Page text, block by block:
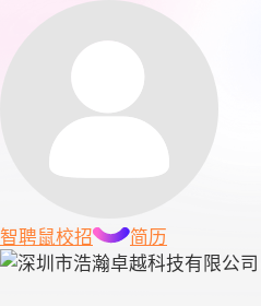
智聘鼠校招 简历